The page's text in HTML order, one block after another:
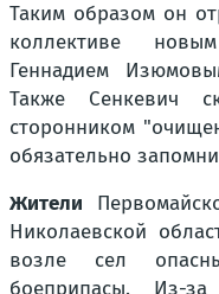
Таким образом он
коллективе
Геннадием
Также Сенкевич
сторонником
обязательно
Жители
Николаевской
возле сел
боеприпасы. Из-